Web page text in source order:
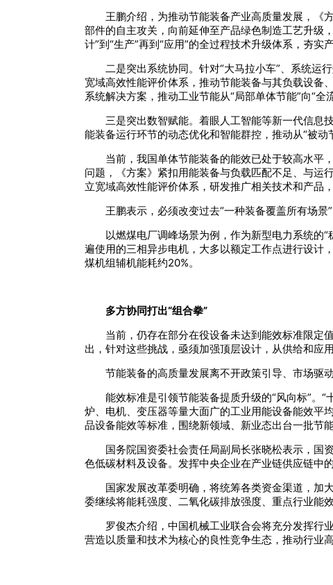
王鹏介绍，为推动节能装备产业高质量发展，《
部件的自主攻关，向前延伸至产品绿色制造工艺升级
计”到“生产”再到“应用”的全过程技术升级体系，夯实产
二是突出系统协同。针对“大马拉小车”、系统运
宽域高效性能评价体系，推动节能装备与其负载设备
系统解决方案，推动工业节能从“局部单体节能”向“全
三是突出数智赋能。着眼人工智能等新一代信息
能装备运行环节的动态优化和智能群控，推动从“被动
当前，我国单体节能装备的能效已处于较高水平
问题，《方案》紧扣用能装备与负载匹配不足、与运
立宽域高效性能评价体系，研发推广相关技术和产品
王鹏表示，必须改变过去“一种装备覆盖所有场
以燃煤电厂调峰场景为例，作为新型电力系统的
遍使用的三相异步电机，大多以额定工作点进行设计
煤机组辅机能耗约20%。
多方协同打出“组合拳”
当前，仍存在部分在役设备未达到能效标准限定
出，针对这些挑战，亟须加强顶层设计，从供给和应
节能装备的高质量发展离不开政策引导、市场驱
能效标准是引领节能装备提质升级的“风向标”。
炉、电机、变压器等量大面广的工业用能设备能效平
品设备能效等标准，围绕新领域、新业态出台一批节
国务院国资委社会责任局副局长张晓松表示，国
色低碳材料及设备。发挥中央企业在产业链供应链中
国家发展改革委明确，将统筹各类资金渠道，加
委继续将能耗强度、二氧化碳排放强度、重点行业能
罗俊杰介绍，中国机械工业联合会将充分发挥行
营造以质量和技术为核心的良性竞争生态，推动行业高